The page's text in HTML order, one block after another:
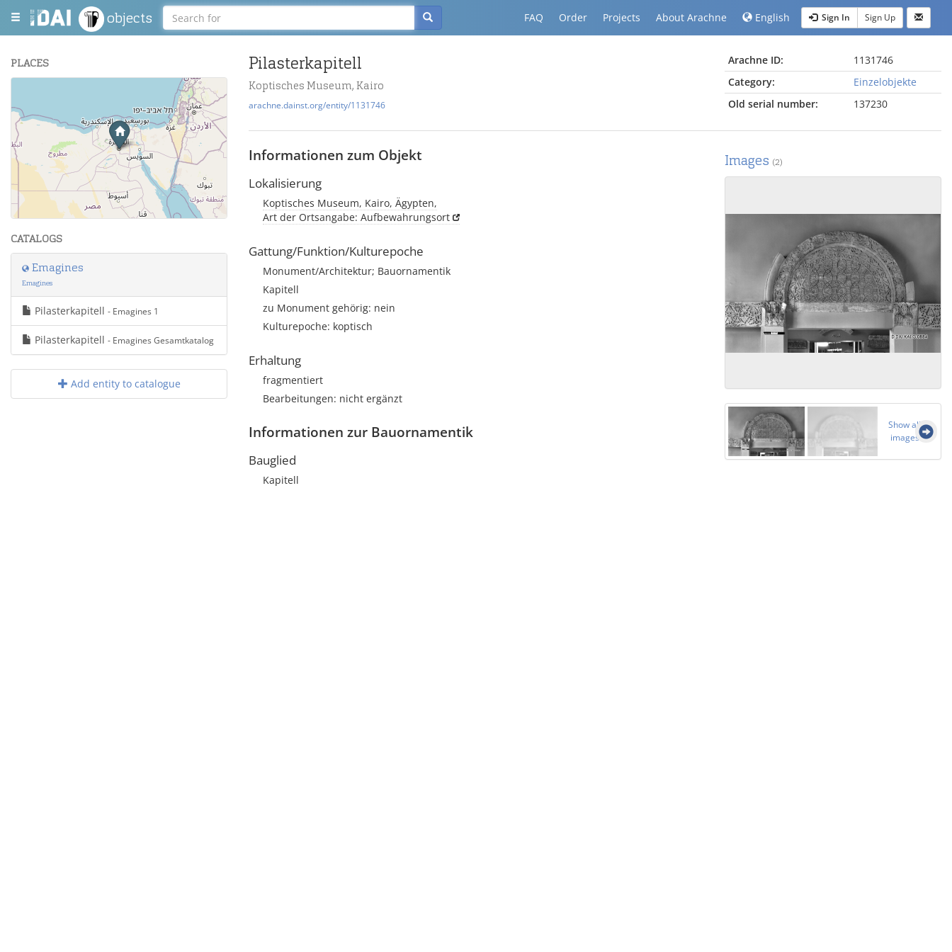
objects FAQ Order Projects About Arachne English Sign In Sign Up
PLACES
−
Leaflet| Maps and Data © OpenStreetMap
CATALOGS
Emagines
Emagines
Pilasterkapitell - Emagines 1
Pilasterkapitell - Emagines Gesamtkatalog
Add entity to catalogue
Pilasterkapitell
Koptisches Museum, Kairo
arachne.dainst.org/entity/1131746
Arachne ID:
1131746
Category:
Einzelobjekte
Old serial number:
137230
Informationen zum Objekt
Lokalisierung
Koptisches Museum, Kairo, Ägypten,
Art der Ortsangabe: Aufbewahrungsort
Gattung/Funktion/Kulturepoche
Monument/Architektur; Bauornamentik
Kapitell
zu Monument gehörig: nein
Kulturepoche: koptisch
Erhaltung
fragmentiert
Bearbeitungen: nicht ergänzt
Informationen zur Bauornamentik
Bauglied
Kapitell
Images (2)
Show all
images